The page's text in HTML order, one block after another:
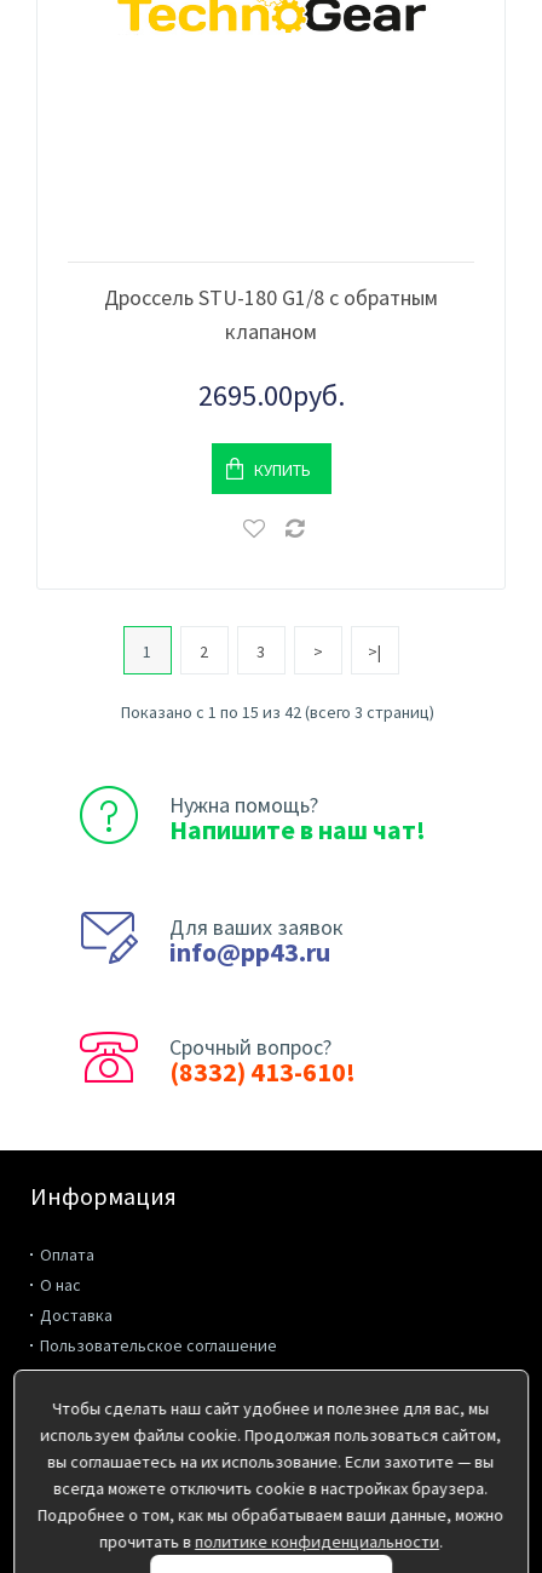
Дроссель STU-180 G1/8 с обратным
клапаном
2695.00руб.
КУПИТЬ
1 2 3 > >|
Показано с 1 по 15 из 42 (всего 3 страниц)
Нужна помощь?
Напишите в наш чат!
Для ваших заявок
info@pp43.ru
Срочный вопрос?
(8332) 413-610!
Информация
Оплата
О нас
Доставка
Пользовательское соглашение
Политика конфиденциальности
Дополнительно
Акции
Контакты
Чтобы сделать наш сайт удобнее и полезнее для вас, мы
используем файлы cookie. Продолжая пользоваться сайтом,
вы соглашаетесь на их использование. Если захотите — вы
всегда можете отключить cookie в настройках браузера.
Подробнее о том, как мы обрабатываем ваши данные, можно
прочитать вполитике конфиденциальности.